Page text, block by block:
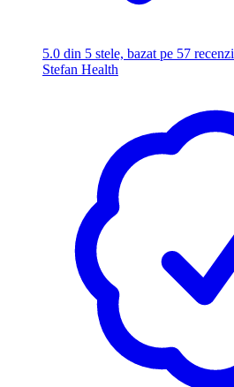
5.0 din 5 stele, bazat pe 57
Stefan Health